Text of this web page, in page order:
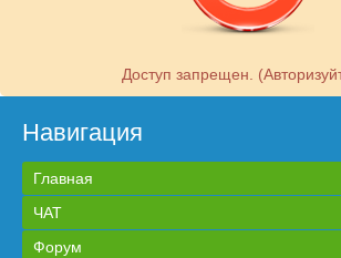
Доступ запрещен.
Навигация
Главная
ЧАТ
Форум